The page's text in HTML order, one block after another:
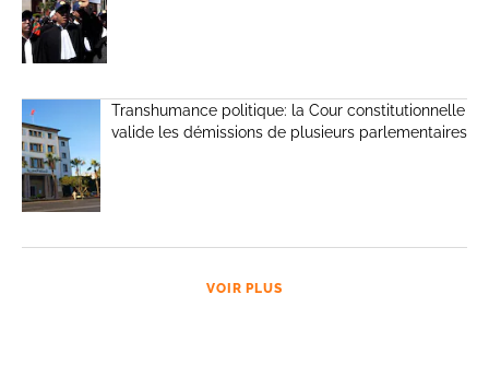
Transhumance politique: la Cour constitutionnelle
valide les démissions de plusieurs parlementaires
VOIR PLUS